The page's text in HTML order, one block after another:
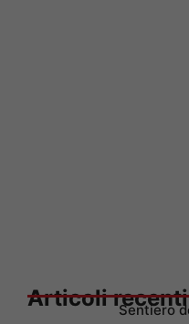
Articoli recenti
Sentiero